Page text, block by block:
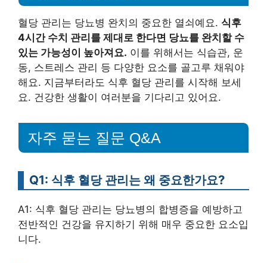
혈당 관리는 당뇨병 완치의 중요한 열쇠예요. 식후
4시간 수치 관리를 제대로 한다면 당뇨를 완치할 수
있는 가능성이 높아져요. 이를 위해서는 식습관, 운
동, 스트레스 관리 등 다양한 요소를 골고루 채워야
해요. 지금부터라도 식후 혈당 관리를 시작해 보세
요. 건강한 생활이 여러분을 기다리고 있어요.
자주 묻는 질문 Q&A
Q1: 식후 혈당 관리는 왜 중요한가요?
A1: 식후 혈당 관리는 당뇨병의 합병증을 예방하고
전반적인 건강을 유지하기 위해 매우 중요한 요소입
니다.